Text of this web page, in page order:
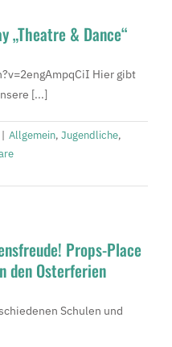
„Theatre & Dance“
Hier gibt
[...]
| Allgemein, Jugendliche,
Props-Place
den Osterferien
Schulen und